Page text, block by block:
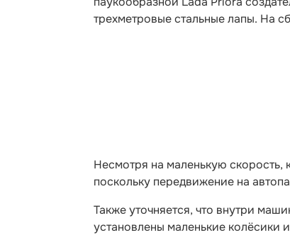
трехметровые стальные лапы. На
Несмотря на маленькую скорость,
поскольку передвижение на
Также уточняется, что внутри
установлены маленькие колёсики